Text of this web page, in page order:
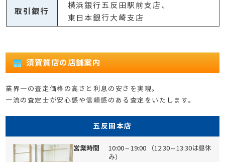
取引銀行
横浜銀行五反田駅前支店、
東日本銀行大崎支店
須賀質店の店舗案内
業界一の査定価格の高さと利息の安さを実現。
一流の査定士が安心感や信頼感のある査定をいたします。
五反田本店
営業時間 10:00～19:00 （12:30～13:30は昼休
み）